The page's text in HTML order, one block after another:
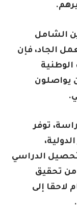
الشامل
الجاد، فإن
الوطنية
يواصلون
توفر
الدراسي
من تحقيق
لاحقا إلى